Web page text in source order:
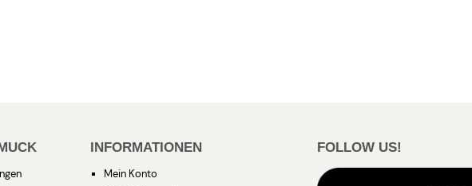
INFORMATIONEN
Mein Konto
FOLLOW US!